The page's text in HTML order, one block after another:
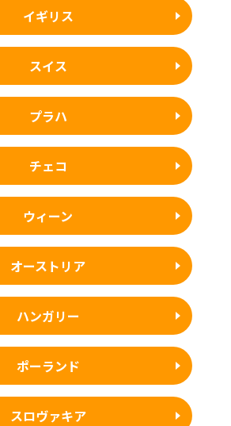
イギリス
スイス
プラハ
チェコ
ウィーン
オーストリア
ハンガリー
ポーランド
スロヴァキア